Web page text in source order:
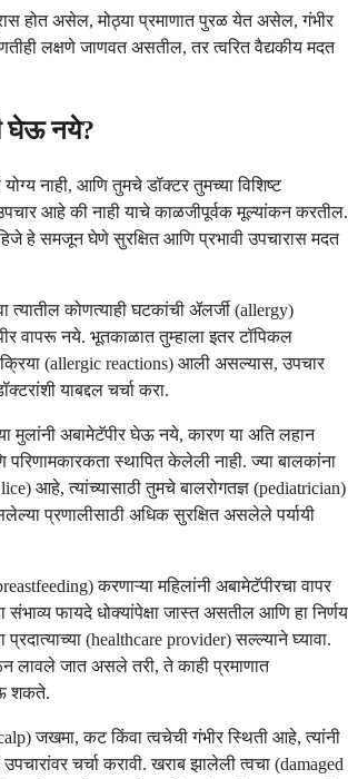
होत असेल, मोठ्या प्रमाणात पुरळ येत असेल, गंभीर
लक्षणे जाणवत असतील, तर त्वरित वैद्यकीय मदत
घेऊ नये?
नाही, आणि तुमचे डॉक्टर तुमच्या विशिष्ट
उपचार आहे की नाही याचे काळजीपूर्वक मूल्यांकन करतील.
हे समजून घेणे सुरक्षित आणि प्रभावी उपचारास मदत
त्यातील कोणत्याही घटकांची ॲलर्जी (allergy)
वापरू नये. भूतकाळात तुम्हाला इतर टॉपिकल
(allergic reactions) आली असल्यास, उपचार
याबद्दल चर्चा करा.
मुलांनी अबामेटॅपीर घेऊ नये, कारण या अति लहान
परिणामकारकता स्थापित केलेली नाही. ज्या बालकांना
आहे, त्यांच्यासाठी तुमचे बालरोगतज्ञ (pediatrician)
प्रणालीसाठी अधिक सुरक्षित असलेले पर्यायी
करणाऱ्या महिलांनी अबामेटॅपीरचा वापर
संभाव्य फायदे धोक्यांपेक्षा जास्त असतील आणि हा निर्णय
प्रदात्याच्या (healthcare provider) सल्ल्याने घ्यावा.
लावले जात असले तरी, ते काही प्रमाणात
शकते.
जखमा, कट किंवा त्वचेची गंभीर स्थिती आहे, त्यांनी
उपचारांवर चर्चा करावी. खराब झालेली त्वचा (damaged